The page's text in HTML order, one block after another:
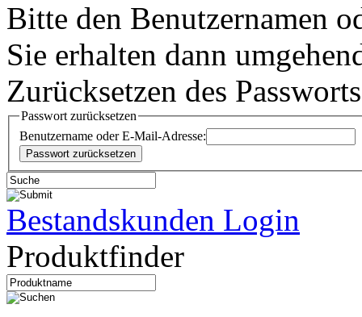
Bitte den Benutzernamen
Sie erhalten dann
Zurücksetzen des
Passwort zurücksetzen
Benutzername oder E-Mail-Adresse:
Bestandskunden Login
Produktfinder